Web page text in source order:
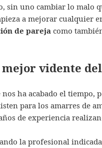
sin uno cambiar lo malo
a mejorar cualquier
de parejacomo
mejor vidente
ha acabado el
para los amarres de
de experiencia
la profesional